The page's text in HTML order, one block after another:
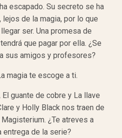
escapado. Su secreto se ha
de la magia, por lo que
ser. Una promesa de
que pagar por ella. ¿Se
sus amigos y profesores?
magia te escoge a ti.
guante de cobre y La llave
y Holly Black nos traen de
¿Te atreves a
entrega de la serie?